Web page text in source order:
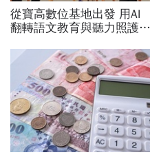
從寶高數位基地出發 用AI
翻轉語文教育與聽力照護，